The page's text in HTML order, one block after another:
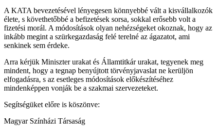
A KATA bevezetésével lényegesen könnyebbé vált a kisvállalkozók
élete, s követhetőbbé a befizetések sorsa, sokkal erősebb volt a
fizetési morál. A módosítások olyan nehézségeket okoznak, hogy az
inkább megint a szürkegazdaság felé terelné az ágazatot, ami
senkinek sem érdeke.
Arra kérjük Miniszter urakat és Államtitkár urakat, tegyenek meg
mindent, hogy a tegnap benyújtott törvényjavaslat ne kerüljön
elfogadásra, s az esetleges módosítások előkészítéséhez
mindenképpen vonják be a szakmai szervezeteket.
Segítségüket előre is köszönve:
Magyar Színházi Társaság